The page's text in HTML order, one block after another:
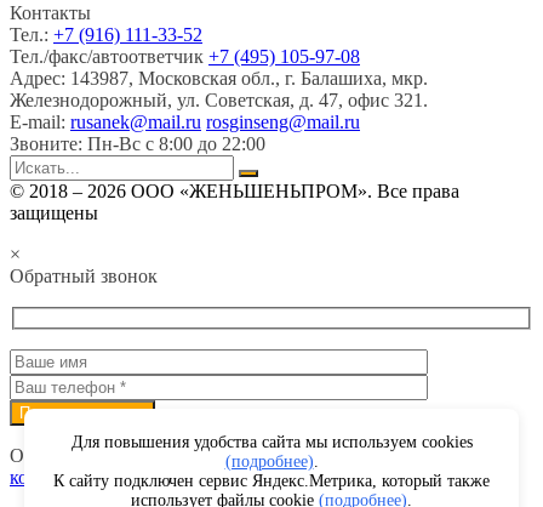
Контакты
Тел.: +7 (916) 111-33-52
Тел./факс/автоответчик +7 (495) 105-97-08
Адрес: 143987, Московская обл., г. Балашиха, мкр.
Железнодорожный, ул. Советская, д. 47, офис 321.
E-mail: rusanek@mail.ru rosginseng@mail.ru
Звоните: Пн-Вс с 8:00 до 22:00
© 2018 – 2026 ООО «ЖЕНЬШЕНЬПРОМ». Все права
защищены
×
Обратный звонок
Отправляя данные, я соглашаюсь с условиями
конфиденциальности
Для повышения удобства сайта мы используем cookies
(подробнее).
К сайту подключен сервис Яндекс.Метрика, который также
использует файлы cookie (подробнее).